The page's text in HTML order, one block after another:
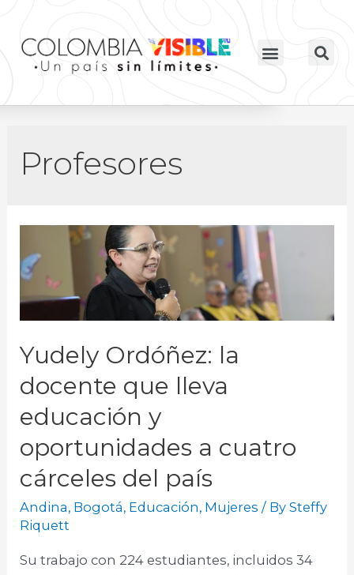
Profesores
Yudely Ordóñez: la
docente que lleva
educación y
oportunidades a cuatro
cárceles del país
Andina, Bogotá, Educación, Mujeres / BySteffy
Riquett
Su trabajo con 224 estudiantes, incluidos 34